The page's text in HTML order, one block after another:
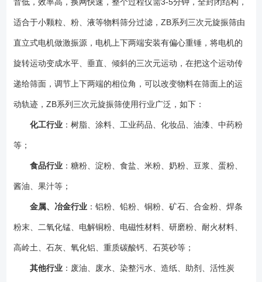
4、三次旋振筛杂质、粗料自动排出，可以连续作业； 5、独特网架设
计，筛网使用时间久，换网快，只需3-5分钟； 6、体积小，节省空
议不超过5层； ZB三次元旋振筛夹角调整说明： 1、筛机可通过调
整振动电机夹角来实现不同的效果； 2、设备基础采用地脚螺栓固定结
构；
适合于小颗粒、粉、液等物料筛分过滤，ZB系列三次元旋振筛由
直立式电机做激振源，电机上下两端安装有偏心重锤，将电机的
旋转运动变成水平、垂直、倾斜的三次元运动，在把这个运动传
递给筛面，调节上下两端的相位角，可以改变物料在筛面上的运
动轨迹，ZB系列三次元旋振筛使用行业广泛，如下：
化工行业 ：树脂、涂料、工业药品、化妆品、油漆、中药粉
等；
食品行业 ：糖粉、淀粉、食盐、米粉、奶粉、豆浆、蛋粉、
酱油、果汁等；
金属、冶金行业 ：铝粉、铅粉、铜粉、矿石、合金粉、焊条
粉末、二氧化锰、电解铜粉、电磁性材料、研磨粉、耐火材料、
高岭土、石灰、氧化铝、重质碳酸钙、石英砂等；
其他行业 ：废油、废水、染整污水、造纸、助剂、活性炭